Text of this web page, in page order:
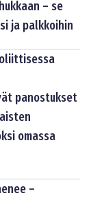
– se
ja palkkoihin
panostukset
omassa
–